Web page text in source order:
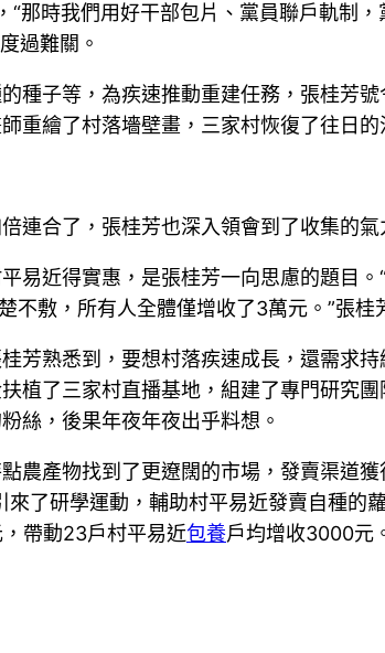
“那時我們用好干部包片、黨員聯戶軌制
過難關。
種子等，為疾速推動重建任務，張桂芳
重繪了村落墻壁畫，三家村恢復了往日的
連合了，張桂芳也深入領會到了收集的
易近得實惠，是張桂芳一向思慮的題目
不敷，所有人全體僅增收了3萬元。”張桂
芳熟悉到，要想村落疾速成長，還需求
植了三家村直播基地，組建了專門研究
絲，後果年夜年夜出乎料想。
農產物找到了更遼闊的市場，發賣渠道
了研學運動，輔助村平易近發賣自種
帶動23戶村平易近包養戶均增收3000元